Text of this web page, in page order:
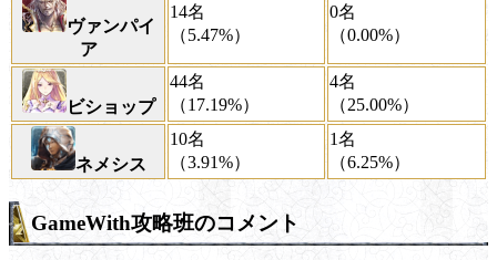
ヴァンパイ
ア
14名
（5.47%）
0名
（0.00%）
ビショップ
44名
（17.19%）
4名
（25.00%）
ネメシス
10名
（3.91%）
1名
（6.25%）
GameWith攻略班のコメント